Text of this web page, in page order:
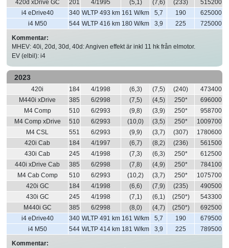
420d xDrive GC
201 4/1995 (5,1) (7,6) (233)
515200
i4 eDrive40
340 WLTP 493 km 161 W/km 5,7 190
625000
i4 M50
544 WLTP 416 km 180 W/km 3,9 225
725000
Kommentar:
MHEV: 40i, 20d, 30d, 40d: Angiven effekt är inkl 11 hk från elmotor.
EV (elbil): i4
2023
420i 184 4/1998 (6,3) (7,5) (240)
473400
M440i xDrive
385 6/2998 (7,5) (4,5) 250*
696000
M4 Comp
510 6/2993 (9,8) (3,9) 250*
958700
M4 Comp xDrive
510 6/2993 (10,0) (3,5) 250*
1009700
M4 CSL
551 6/2993 (9,9) (3,7) (307)
1780600
420i Cab
184 4/1997 (6,7) (8,2) (236)
561500
430i Cab
245 4/1998 (7,3) (6,3) 250*
612500
440i xDrive Cab
385 6/2998 (7,8) (4,9) 250*
784100
M4 Cab Comp
510 6/2993 (10,2) (3,7) 250*
1075700
420i GC
184 4/1998 (6,6) (7,9) (235)
490500
430i GC
245 4/1998 (7,1) (6,1) (250*)
543300
M440i GC
385 6/2998 (8,0) (4,7) (250*)
692500
i4 eDrive40
340 WLTP 491 km 161 W/km 5,7 190
679500
i4 M50
544 WLTP 414 km 181 W/km 3,9 225
789500
Kommentar: